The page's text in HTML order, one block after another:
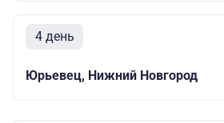
4 день
Юрьевец, Нижний Новгород